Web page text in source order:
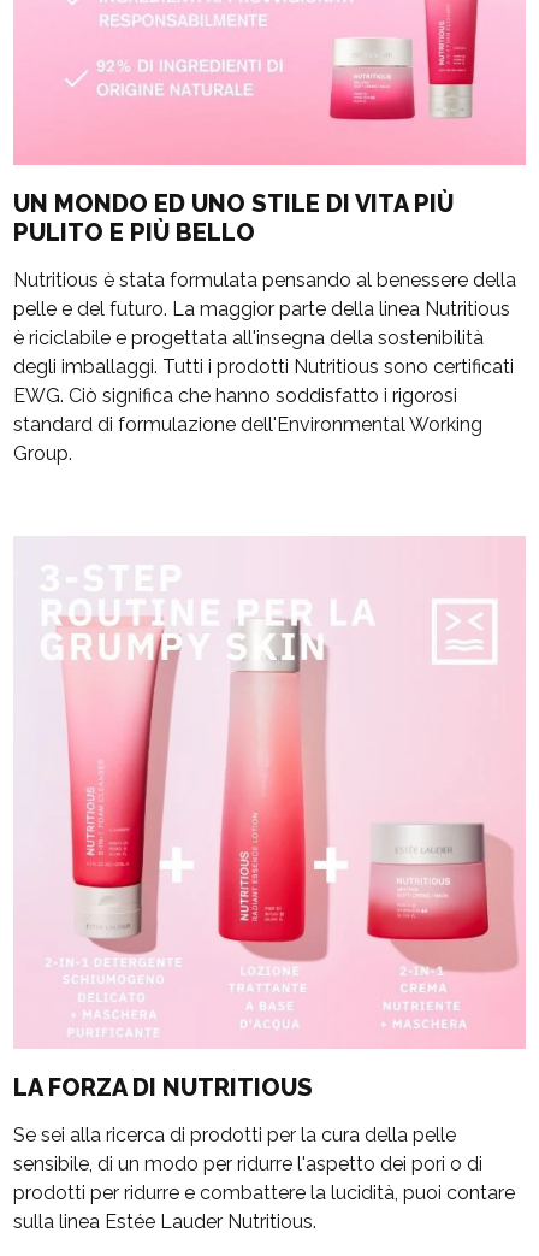
UN MONDO ED UNO STILE DI VITA PIÙ
PULITO E PIÙ BELLO
Nutritious è stata formulata pensando al benessere della
pelle e del futuro. La maggior parte della linea Nutritious
è riciclabile e progettata all'insegna della sostenibilità
degli imballaggi. Tutti i prodotti Nutritious sono certificati
EWG. Ciò significa che hanno soddisfatto i rigorosi
standard di formulazione dell'Environmental Working
Group.
LA FORZA DI NUTRITIOUS
Se sei alla ricerca di prodotti per la cura della pelle
sensibile, di un modo per ridurre l'aspetto dei pori o di
prodotti per ridurre e combattere la lucidità, puoi contare
sulla linea Estée Lauder Nutritious.